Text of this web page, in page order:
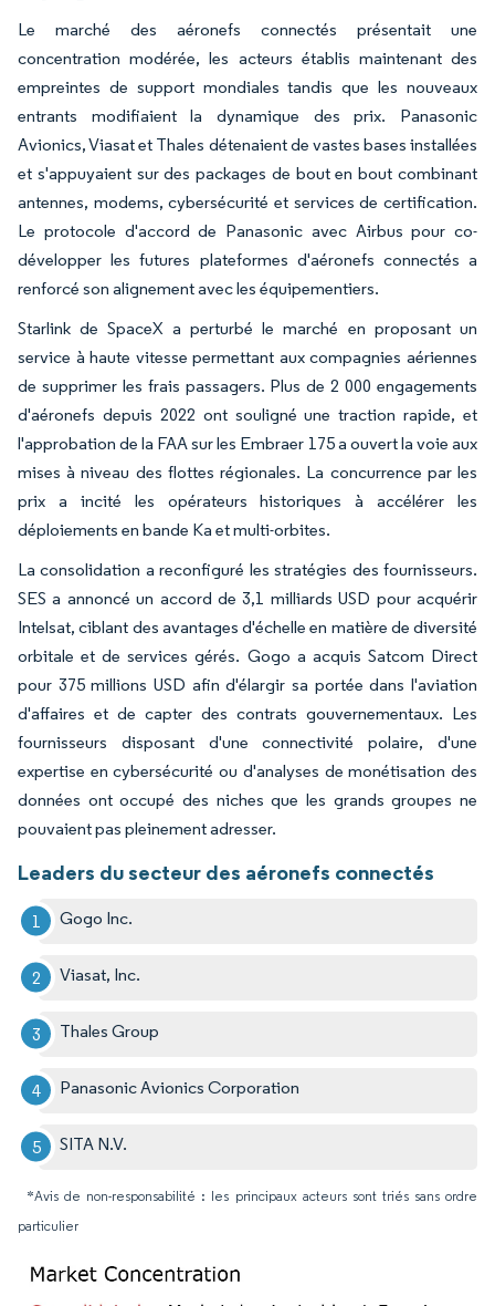
Le marché des aéronefs connectés présentait une
concentration modérée, les acteurs établis maintenant des
empreintes de support mondiales tandis que les nouveaux
entrants modifiaient la dynamique des prix. Panasonic
Avionics, Viasat et Thales détenaient de vastes bases installées
et s'appuyaient sur des packages de bout en bout combinant
antennes, modems, cybersécurité et services de certification.
Le protocole d'accord de Panasonic avec Airbus pour co-
développer les futures plateformes d'aéronefs connectés a
renforcé son alignement avec les équipementiers.
Starlink de SpaceX a perturbé le marché en proposant un
service à haute vitesse permettant aux compagnies aériennes
de supprimer les frais passagers. Plus de 2 000 engagements
d'aéronefs depuis 2022 ont souligné une traction rapide, et
l'approbation de la FAA sur les Embraer 175 a ouvert la voie aux
mises à niveau des flottes régionales. La concurrence par les
prix a incité les opérateurs historiques à accélérer les
déploiements en bande Ka et multi-orbites.
La consolidation a reconfiguré les stratégies des fournisseurs.
SES a annoncé un accord de 3,1 milliards USD pour acquérir
Intelsat, ciblant des avantages d'échelle en matière de diversité
orbitale et de services gérés. Gogo a acquis Satcom Direct
pour 375 millions USD afin d'élargir sa portée dans l'aviation
d'affaires et de capter des contrats gouvernementaux. Les
fournisseurs disposant d'une connectivité polaire, d'une
expertise en cybersécurité ou d'analyses de monétisation des
données ont occupé des niches que les grands groupes ne
pouvaient pas pleinement adresser.
Leaders du secteur des aéronefs connectés
Gogo Inc.
Viasat, Inc.
Thales Group
Panasonic Avionics Corporation
SITA N.V.
*Avis de non-responsabilité : les principaux acteurs sont triés sans ordre
particulier